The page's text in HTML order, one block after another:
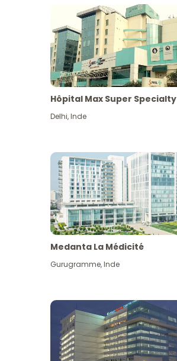
Hôpital Max Super Specialty
Delhi,Inde
Medanta La Médicité
Gurugramme,Inde